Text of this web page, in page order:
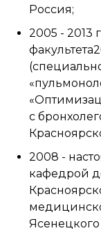
Россия;
2005 - 2013
с
2008 -
кафедрой
Ясенецкого